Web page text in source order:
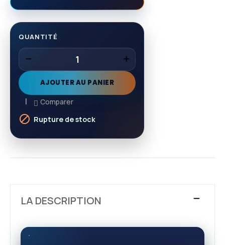
QUANTITÉ
AJOUTER AU PANIER
Comparer
 Rupture de stock
LA DESCRIPTION